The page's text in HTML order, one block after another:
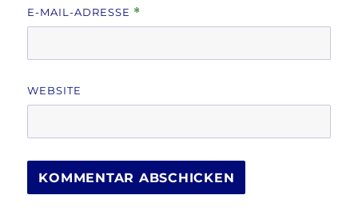
E-MAIL-ADRESSE *
WEBSITE